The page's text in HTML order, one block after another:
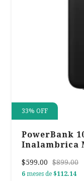
33% OFF
PowerBank
Inalambrica
$599.00 $899.00
6 meses de $112.14